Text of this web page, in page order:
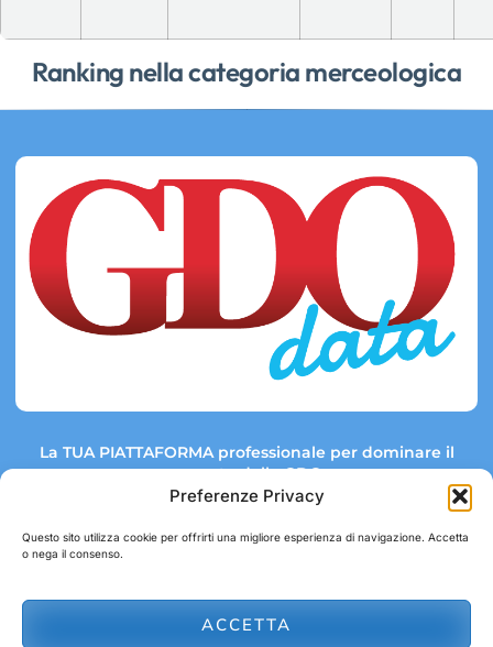
Preferenze Privacy
Questo sito utilizza cookie per offrirti una migliore esperienza di navigazione. Accetta
o nega il consenso.
ACCETTA
Ranking nella categoria merceologica
La TUA PIATTAFORMA professionale per dominare il
mercato della GDO.
Link rapidi:
abbonamenti@gdodata.it